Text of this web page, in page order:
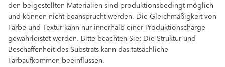
den beigestellten Materialien sind produktionsbedingt möglich
und können nicht beansprucht werden. Die Gleichmäßigkeit von
Farbe und Textur kann nur innerhalb einer Produktionscharge
gewährleistet werden. Bitte beachten Sie: Die Struktur und
Beschaffenheit des Substrats kann das tatsächliche
Farbaufkommen beeinflussen.